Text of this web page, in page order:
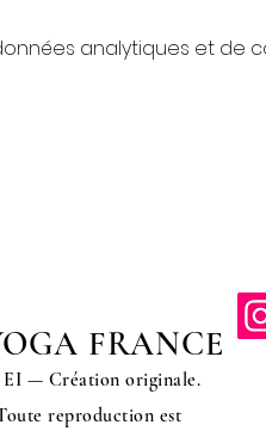
analytiques et de
FRANCE
— Création originale.
reproduction est